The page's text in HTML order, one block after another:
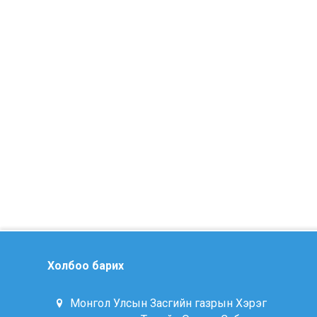
Холбоо барих
Монгол Улсын Засгийн газрын Хэрэг